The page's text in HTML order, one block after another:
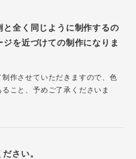
全く同じように制作するの
を近づけての制作になりま
作させていただきますので、色
こと、予めご了承くださいま
さい。